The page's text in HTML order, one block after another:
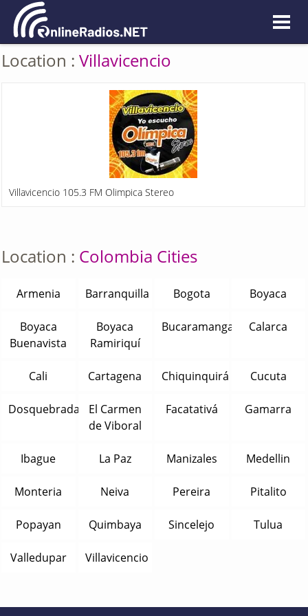
Location : Villavicencio
Villavicencio 105.3 FM Olimpica Stereo
Location : Colombia Cities
Armenia Barranquilla Bogota Boyaca
Boyaca
Buenavista
Boyaca
Ramiriquí
Bucaramanga Calarca
Cali Cartagena Chiquinquirá Cucuta
Dosquebradas
El Carmen
de Viboral
Facatativá Gamarra
Ibague La Paz Manizales Medellin
Monteria Neiva Pereira Pitalito
Popayan Quimbaya Sincelejo Tulua
Valledupar Villavicencio